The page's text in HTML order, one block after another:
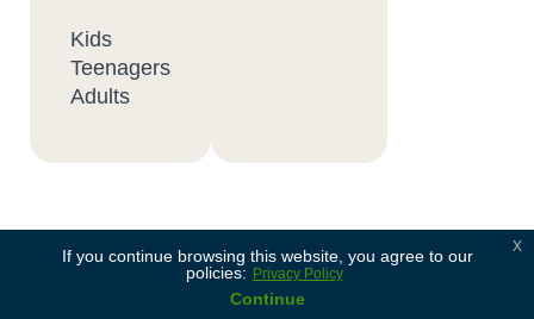
Kids
Teenagers
Adults
Soy profesor de niños y jóvenes, con 10 años de
experiencia en educación formal. Doy clases de
inmersión para todas las edades, desde el nivel
If you continue browsing this website, you agree to our
policies: Privacy Policy
Continue
x